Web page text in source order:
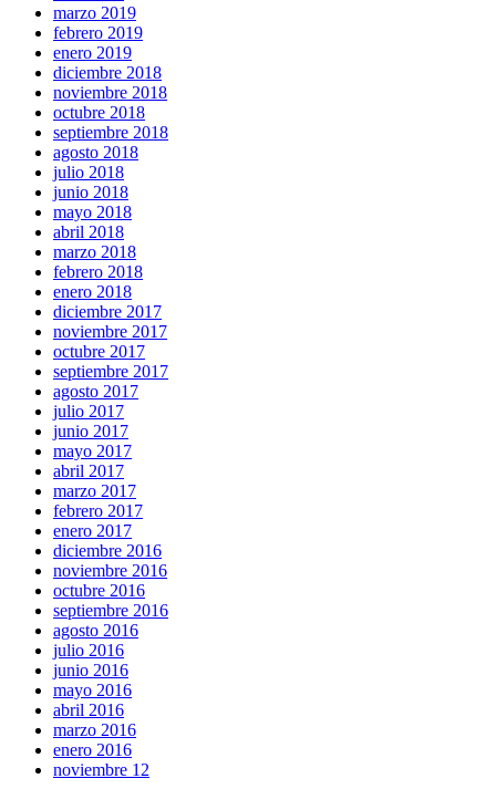
marzo 2019
febrero 2019
enero 2019
diciembre 2018
noviembre 2018
octubre 2018
septiembre 2018
agosto 2018
julio 2018
junio 2018
mayo 2018
abril 2018
marzo 2018
febrero 2018
enero 2018
diciembre 2017
noviembre 2017
octubre 2017
septiembre 2017
agosto 2017
julio 2017
junio 2017
mayo 2017
abril 2017
marzo 2017
febrero 2017
enero 2017
diciembre 2016
noviembre 2016
octubre 2016
septiembre 2016
agosto 2016
julio 2016
junio 2016
mayo 2016
abril 2016
marzo 2016
enero 2016
noviembre 12